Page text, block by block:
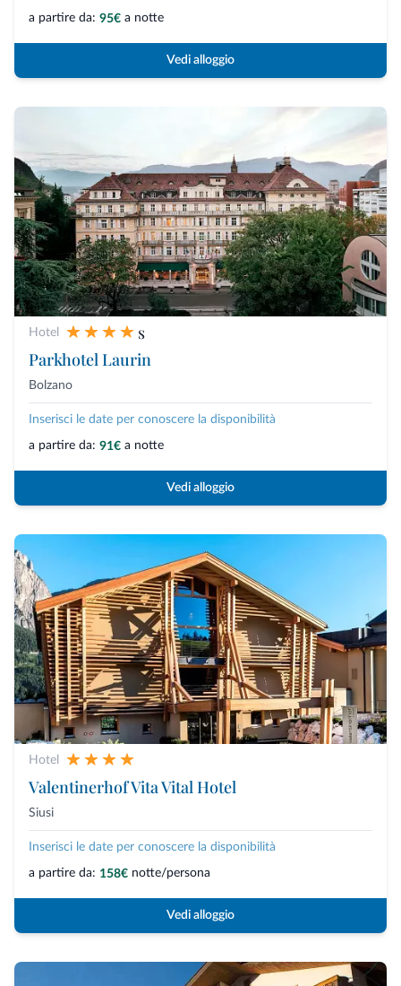
a partire da: 95€ a notte
Vedi alloggio
Hotel
s
Parkhotel Laurin
Bolzano
Inserisci le date per conoscere la disponibilità
a partire da: 91€ a notte
Vedi alloggio
Hotel
Valentinerhof Vita Vital Hotel
Siusi
Inserisci le date per conoscere la disponibilità
a partire da: 158€ notte/persona
Vedi alloggio